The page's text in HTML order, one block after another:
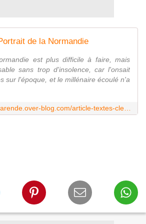
de la Normandie
est plus difficile à faire, mais
sans trop d'insolence, car l'onsait
sur l'époque, et le millénaire écoulé n'a